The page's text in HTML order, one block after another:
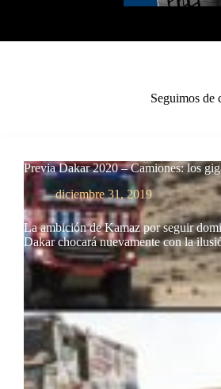
Seguimos de
Previa Dakar 2020 – Camiones: los
diciembre 31, 2019
La ambición de Kamaz por seguir
Dakar chocará nuevamente con la